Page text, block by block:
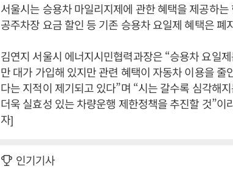
서울시는 승용차 마일리지제에 관한 혜택을 제공하
공주차장 요금 할인 등 기존 승용차 요일제 혜택은 폐
김연지 서울시 에너지시민협력과장은 “승용차 요일
만 대가 가입해 있지만 관련 혜택이 자동차 이용을
다는 지적이 제기되고 있다”며 “시는 갈수록 심각해
더욱 실효성 있는 차량운행 제한정책을 추진할 것”
자]
인기기사